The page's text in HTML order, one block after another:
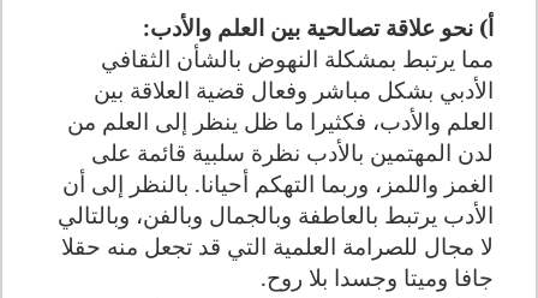
أ) نحو علاقة تصالحية بين العلم والأدب:
مما يرتبط بمشكلة النهوض بالشأن الثقافي
الأدبي بشكل مباشر وفعال قضية العلاقة بين
العلم والأدب، فكثيرا ما ظل ينظر إلى العلم من
لدن المهتمين بالأدب نظرة سلبية قائمة على
الغمز واللمز، وربما التهكم أحيانا. بالنظر إلى أن
الأدب يرتبط بالعاطفة وبالجمال وبالفن، وبالتالي
لا مجال للصرامة العلمية التي قد تجعل منه حقلا
جافا وميتا وجسدا بلا روح.